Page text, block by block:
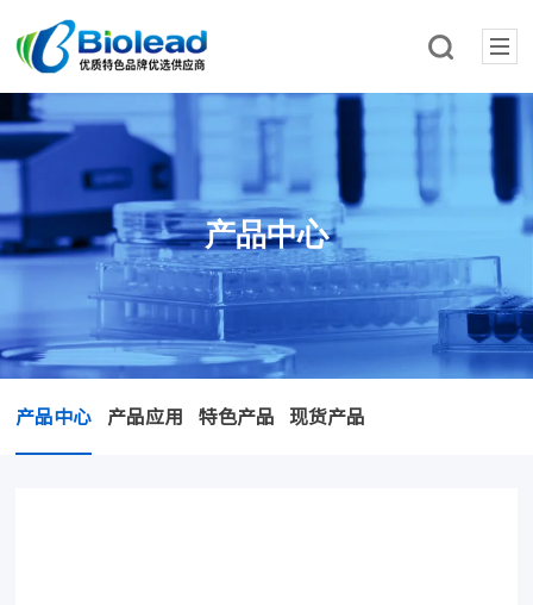
产品中心
产品中心 产品应用 特色产品 现货产品